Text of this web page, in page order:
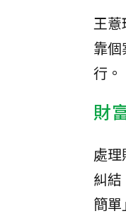
王薏
靠
行。
財
處
糾
簡